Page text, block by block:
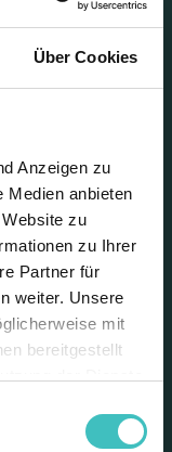
Über Cookies
Anzeigen zu
Medien anbieten
zu
zu Ihrer
Partner für
weiter. Unsere
mit
bereitgestellt
Rum
anhand von 5
Rum
kann
diese
mixt
mit Remedy